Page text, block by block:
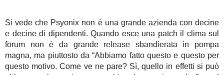
Si vede che Psyonix non è una grande azienda con decine
e decine di dipendenti. Quando esce una patch il clima sul
forum non è da grande release sbandierata in pompa
magna, ma piuttosto da “Abbiamo fatto questo e questo per
questo motivo. Come ve ne pare? Sì, quello in effetti si può